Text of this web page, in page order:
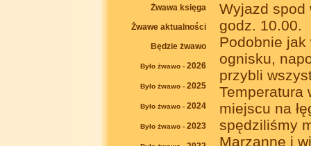
Żwawa księga
Żwawe aktualności
Będzie żwawo
Było żwawo - 2026
Było żwawo - 2025
Było żwawo - 2024
Było żwawo - 2023
Wyjazd spod
godz. 10.00.
Podobnie jak
ognisku,
przybli
Temperatura
miejscu na
spędziliśmy
Marzannę i